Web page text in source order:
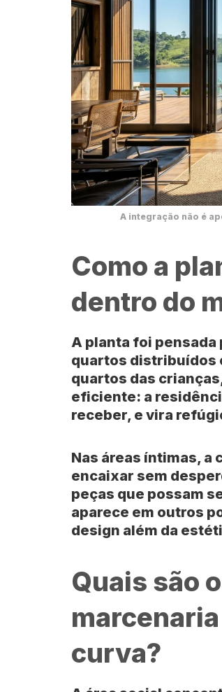
A integração não é
Como a
dentro do
A planta foi pensada
quartos distribuídos
quartos das
eficiente: a
receber, e vira
Nas áreas íntimas, a
encaixar sem
peças que possam
aparece em outros
design além da
Quais são
curva?